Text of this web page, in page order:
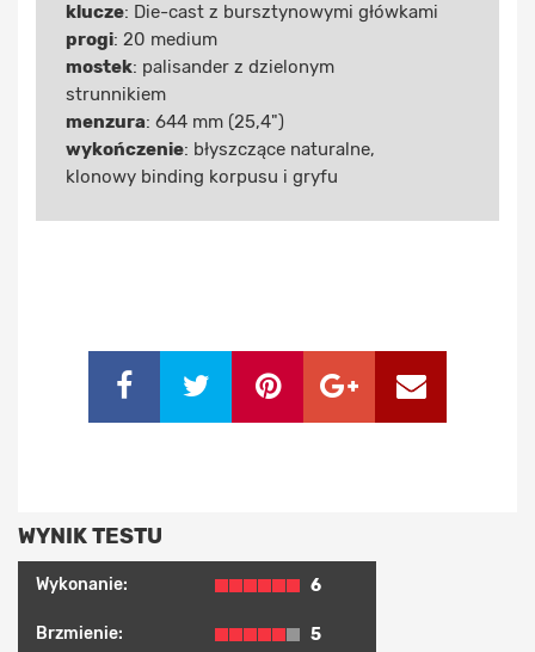
klucze: Die-cast z bursztynowymi główkami
progi: 20 medium
mostek: palisander z dzielonym
strunnikiem
menzura: 644 mm (25,4")
wykończenie: błyszczące naturalne,
klonowy binding korpusu i gryfu
WYNIK TESTU
Wykonanie: 6
Brzmienie: 5